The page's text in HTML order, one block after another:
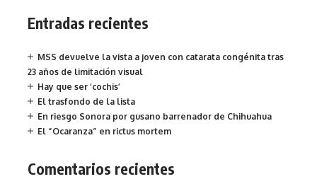
Entradas recientes
MSS devuelve la vista a joven con catarata congénita tras
23 años de limitación visual
Hay que ser ‘cochis’
El trasfondo de la lista
En riesgo Sonora por gusano barrenador de Chihuahua
El “Ocaranza” en rictus mortem
Comentarios recientes